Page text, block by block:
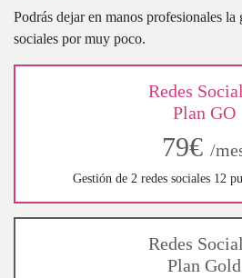
Podrás dejar en manos profesionales la
sociales por muy poco.
Redes
Plan GO
79€ /
Gestión de 2 redes sociales 12
Redes
Plan Gold